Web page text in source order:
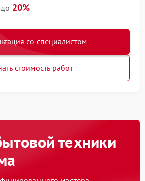
20%
со специалистом
стоимость работ
техники